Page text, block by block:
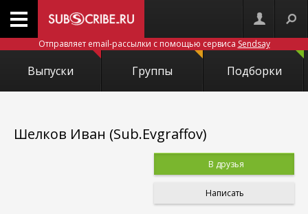
Отправляет email-рассылки с помощью сервиса Sendsay
Выпуски Группы Подборки
Шелков Иван (Sub.Evgraffov)
В друзья
Написать